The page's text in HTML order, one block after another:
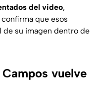
del video,
que esos
de su imagen dentro de
vuelve